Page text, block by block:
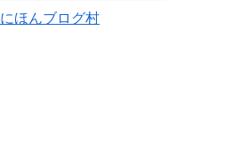
にほんブログ村